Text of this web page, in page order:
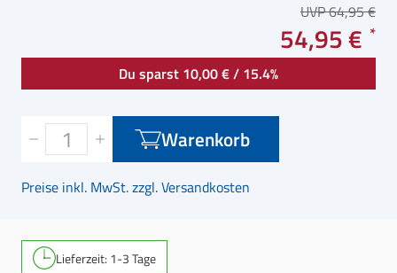
UVP 64,95 €
54,95 €
Du sparst 10,00 € / 15.4%
Warenkorb
Preise inkl. MwSt. zzgl. Versandkosten
Lieferzeit: 1-3 Tage